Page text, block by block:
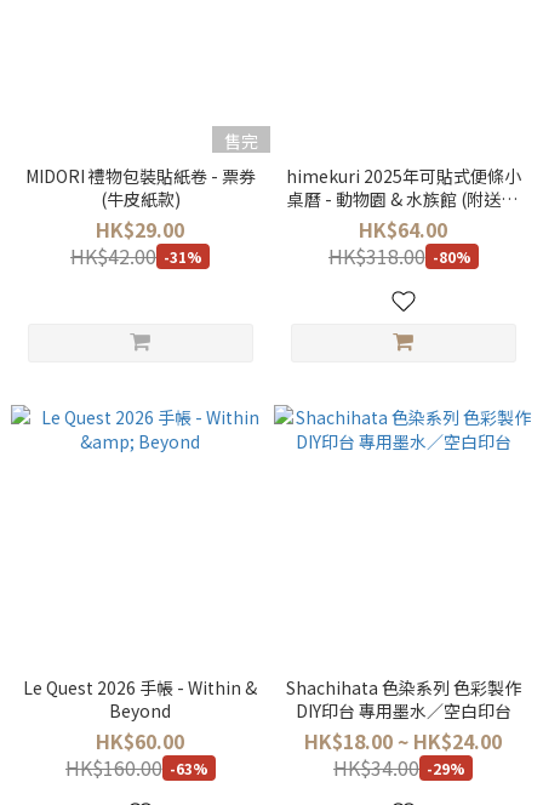
售完
MIDORI 禮物包裝貼紙卷 - 票券
(牛皮紙款)
HK$29.00
HK$42.00 -31%
himekuri 2025年可貼式便條小
桌曆 - 動物園 & 水族館 (附送88
頁小冊子）
HK$64.00
HK$318.00 -80%
Le Quest 2026 手帳 - Within &
Beyond
HK$60.00
HK$160.00 -63%
Shachihata 色染系列 色彩製作
DIY印台 專用墨水／空白印台
HK$18.00 ~ HK$24.00
HK$34.00 -29%